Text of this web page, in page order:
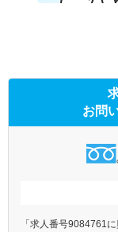
お問
「求人番号9084761